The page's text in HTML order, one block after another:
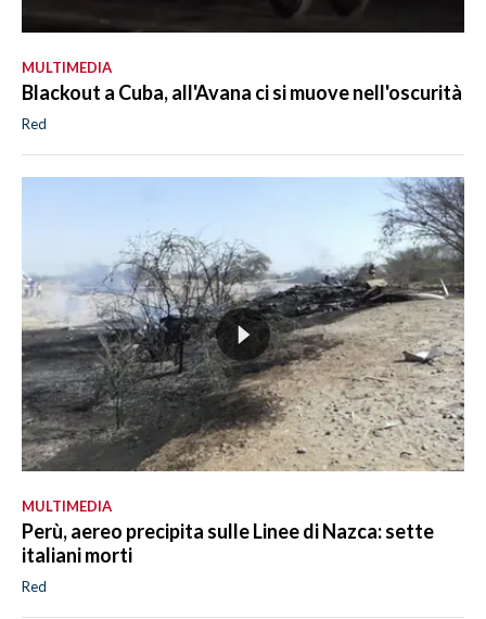
MULTIMEDIA
Blackout a Cuba, all'Avana ci si muove nell'oscurità
Red
MULTIMEDIA
Perù, aereo precipita sulle Linee di Nazca: sette
italiani morti
Red